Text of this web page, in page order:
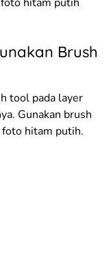
Brush
tool pada layer
Gunakan brush
hitam putih.